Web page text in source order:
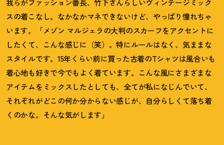
我らがファッション番長、竹下さんらしいヴィンテージミック
スの着こなし。なかなかマネできないけど、やっぱり憧れちゃ
います。「メゾン マルジェラの大判のスカーフをアクセントに
したくて、こんな感じに（笑）。特にルールはなく、気ままな
スタイルです。15年くらい前に買った古着のTシャツは風合いも
着心地も好きで今でもよく着ています。こんな風にさまざまな
アイテムをミックスしたとしても、全てが私になじんでいて、
それぞれがどこの何か分からない感じが、自分らしくて落ち着
くのかな。そんな気がします」